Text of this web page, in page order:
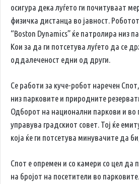
осигура дека луѓето ги почитуваат
физичка дистанца во јавност.
“Boston Dynamics” ќе патролира низ
Кои за да ги потсетува луѓето да се
оддалеченост едни од други.
Се работи за куче-робот наречен
низ парковите и природните
Одборот на национални паркови и во
управува градскиот совет. Тој ќе
која ќе ги потсетува минувачите да
Спот е опремен и со камери со цел да
на бројот на посетители во